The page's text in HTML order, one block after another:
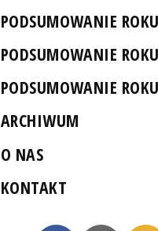
PODSUMOWANIE
PODSUMOWANIE
PODSUMOWANIE
ARCHIWUM
O NAS
KONTAKT